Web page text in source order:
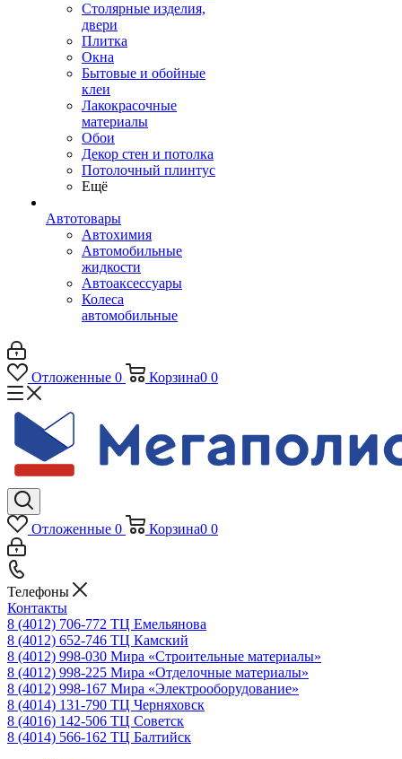
Столярные изделия,
двери
Плитка
Окна
Бытовые и обойные
клеи
Лакокрасочные
материалы
Обои
Декор стен и потолка
Потолочный плинтус
Ещё
Автотовары
Автохимия
Автомобильные
жидкости
Автоаксессуары
Колеса
автомобильные
Отложенные 0 Корзина0 0
Отложенные 0 Корзина0 0
Телефоны
Контакты
8 (4012) 706-772 ТЦ Емельянова
8 (4012) 652-746 ТЦ Камский
8 (4012) 998-030 Мира «Строительные материалы»
8 (4012) 998-225 Мира «Отделочные материалы»
8 (4012) 998-167 Мира «Электрооборудование»
8 (4014) 131-790 ТЦ Черняховск
8 (4016) 142-506 ТЦ Советск
8 (4014) 566-162 ТЦ Балтийск